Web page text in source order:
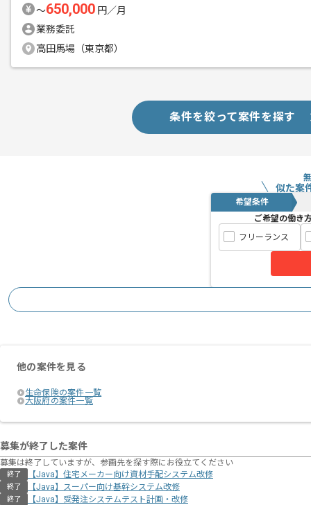
〜650,000 円／月
業務委託
高田馬場（東京都）
条件を絞って案件を探す
似た案
希望条件
ご希望の働き
フリーランス
他の案件を見る
生命保険の案件一覧
大阪府の案件一覧
募集が終了した案件
募集は終了していますが、参画先を探す際にお役立てください
終了 【Java】住宅メーカー向け資材⼿配システム改修
終了 【Java】スーパー向け基幹システム改修
終了 【Java】受発注システムテスト計画・改修